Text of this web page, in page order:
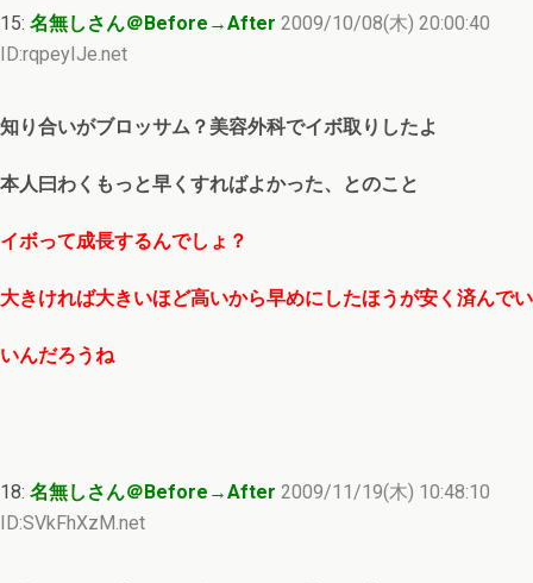
15: 名無しさん＠Before→After 2009/10/08(木) 20:00:40
ID:rqpeyIJe.net
知り合いがブロッサム？美容外科でイボ取りしたよ
本人曰わくもっと早くすればよかった、とのこと
イボって成長するんでしょ？
大きければ大きいほど高いから早めにしたほうが安く済んでい
いんだろうね
18: 名無しさん＠Before→After 2009/11/19(木) 10:48:10
ID:SVkFhXzM.net